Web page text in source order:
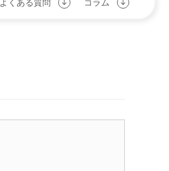
よくある質問 コラム